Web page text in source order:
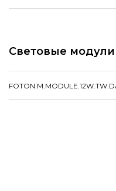
Световые модули